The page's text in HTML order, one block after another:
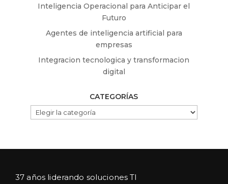
Inteligencia Operacional para Anticipar el
Futuro
Agentes de inteligencia artificial para
empresas
Integracion tecnologica y transformacion
digital
CATEGORÍAS
CATEGORÍAS
37 años liderando soluciones TI